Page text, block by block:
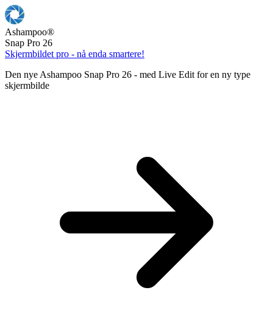
Ashampoo®
Snap Pro 26
Skjermbildet pro - nå enda smartere!
Den nye Ashampoo Snap Pro 26 - med Live Edit for en ny type
skjermbilde